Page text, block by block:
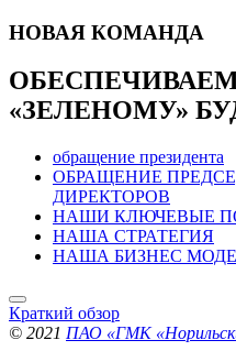
НОВАЯ КОМАНДА
«ЗЕЛЕНОМУ»
обращение президента
ОБРАЩЕНИЕ
ДИРЕКТОРОВ
НАШИ КЛЮЧЕВЫЕ
НАША СТРАТЕГИЯ
НАША БИЗНЕС
Краткий обзор
© 2021 ПАО «ГМК